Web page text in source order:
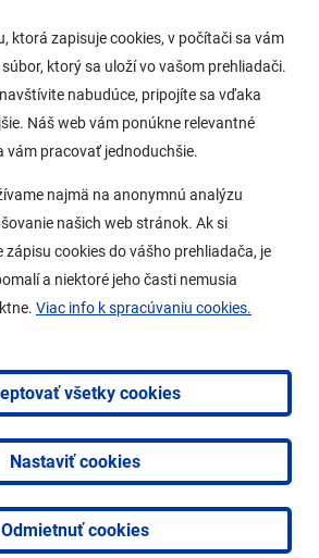
ktorá zapisuje cookies, v počítači sa vám
ktorý sa uloží vo vašom prehliadači.
nabudúce, pripojíte sa vďaka
Náš web vám ponúkne relevantné
vám pracovať jednoduchšie.
najmä na anonymnú analýzu
našich web stránok. Ak si
cookies do vášho prehliadača, je
a niektoré jeho časti nemusia
Viac info k spracúvaniu cookies.
všetky cookies
Nastaviť cookies
Odmietnuť cookies
časť Bratislava-Lamač|Tvorba web
systém odAlejTech, spol. s r.o.